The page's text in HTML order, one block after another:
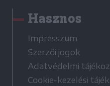
Hasznos
Impresszum
Szerzői jogok
Adatvédelmi
Cookie-kezelési